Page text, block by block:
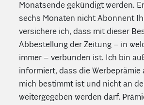
Monatsende gekündigt werden.
sechs Monaten nicht Abonnent
versichere ich, dass mit dieser
Abbestellung der Zeitung – in
immer – verbunden ist. Ich bin
informiert, dass die
mich bestimmt ist und nicht an
weitergegeben werden darf.